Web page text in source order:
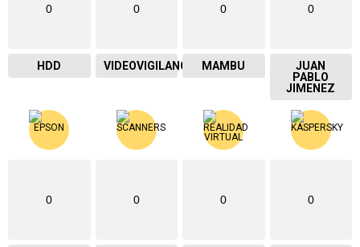
0
HDD
0
VIDEOVIGILANCIA
0
MAMBU
0
JUAN
PABLO
JIMENEZ
0 0 0 0